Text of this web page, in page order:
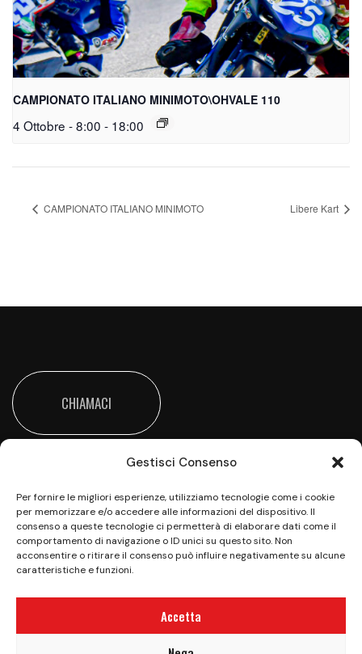
Gestisci Consenso
Per fornire le migliori esperienze, utilizziamo tecnologie come i cookie
per memorizzare e/o accedere alle informazioni del dispositivo. Il
consenso a queste tecnologie ci permetterà di elaborare dati come il
comportamento di navigazione o ID unici su questo sito. Non
acconsentire o ritirare il consenso può influire negativamente su alcune
caratteristiche e funzioni.
Accetta
CAMPIONATO ITALIANO MINIMOTO\OHVALE 110
4 Ottobre - 8:00 - 18:00
CAMPIONATO ITALIANO MINIMOTO Libere Kart
CHIAMACI
Vieni a trovarci all’Happy Valley per una giornata
all’insegna del divertimento e della sana
Cookie Policy (UE)